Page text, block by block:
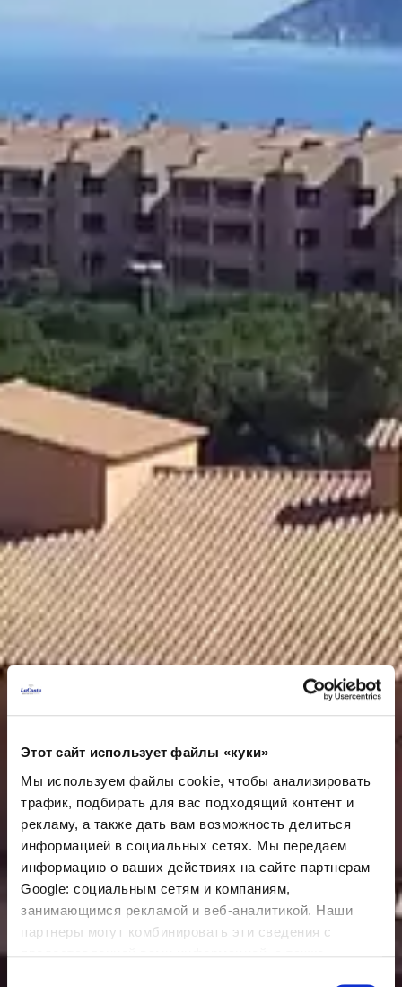
Этот сайт использует файлы «куки»
Мы используем файлы cookie, чтобы анализировать
трафик, подбирать для вас подходящий контент и
рекламу, а также дать вам возможность делиться
информацией в социальных сетях. Мы передаем
информацию о ваших действиях на сайте партнерам
Google: социальным сетям и компаниям,
занимающимся рекламой и веб-аналитикой. Наши
партнеры могут комбинировать эти сведения с